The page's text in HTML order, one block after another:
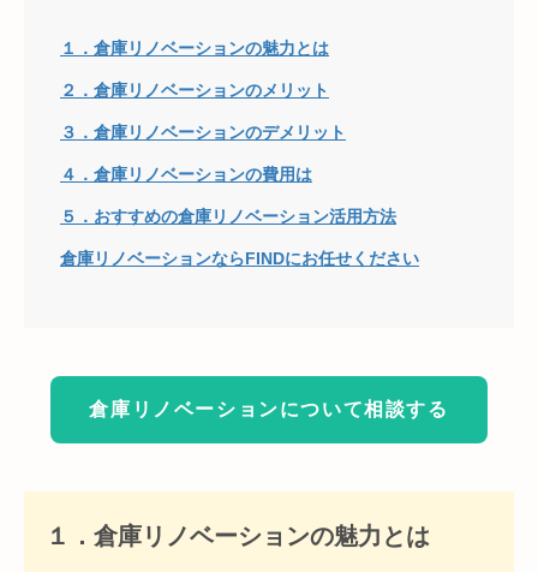
１．倉庫リノベーションの魅力とは
２．倉庫リノベーションのメリット
３．倉庫リノベーションのデメリット
４．倉庫リノベーションの費用は
５．おすすめの倉庫リノベーション活用方法
倉庫リノベーションならFINDにお任せください
倉庫リノベーションについて相談する
１．倉庫リノベーションの魅力とは